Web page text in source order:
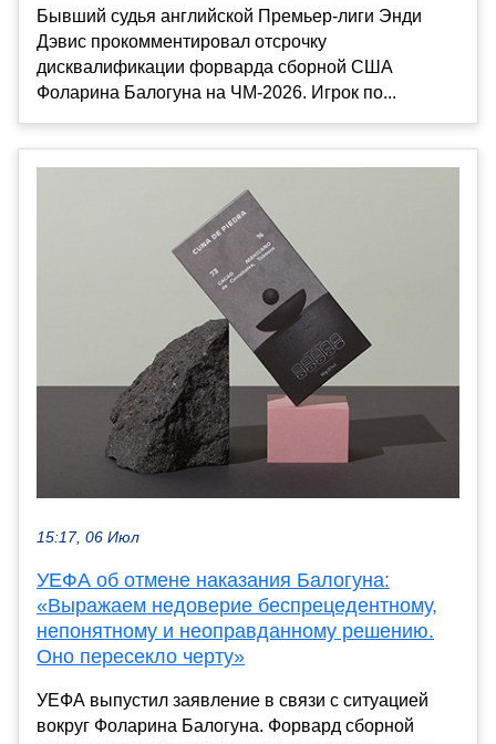
Бывший судья английской Премьер-лиги Энди
Дэвис прокомментировал отсрочку
дисквалификации форварда сборной США
Фоларина Балогуна на ЧМ-2026. Игрок по...
15:17, 06 Июл
УЕФА об отмене наказания Балогуна:
«Выражаем недоверие беспрецедентному,
непонятному и неоправданному решению.
Оно пересекло черту»
УЕФА выпустил заявление в связи с ситуацией
вокруг Фоларина Балогуна. Форвард сборной